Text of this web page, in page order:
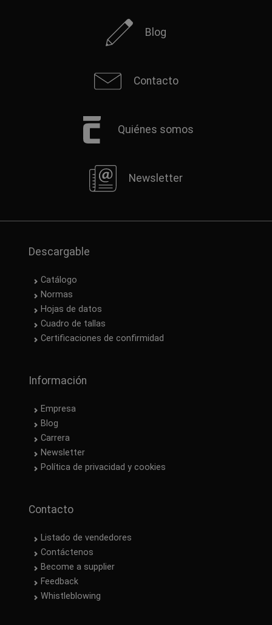
Blog
Contacto
Quiénes somos
Newsletter
Descargable
Catálogo
Normas
Hojas de datos
Cuadro de tallas
Certificaciones de confirmidad
Información
Empresa
Blog
Carrera
Newsletter
Política de privacidad y cookies
Contacto
Listado de vendedores
Contáctenos
Become a supplier
Feedback
Whistleblowing